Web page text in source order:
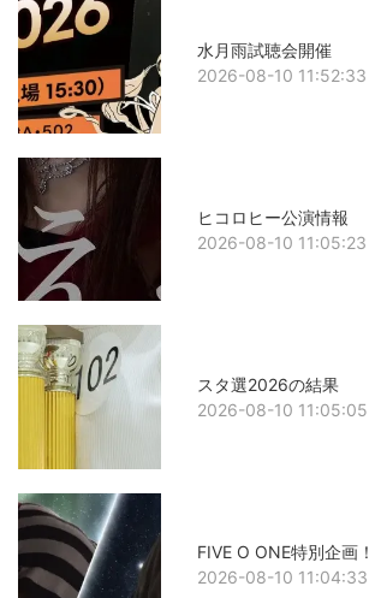
水月雨試聴会開催
2026-08-10 11:52:33
ヒコロヒー公演情報
2026-08-10 11:05:23
スタ選2026の結果
2026-08-10 11:05:05
FIVE O ONE特別企画！
2026-08-10 11:04:33